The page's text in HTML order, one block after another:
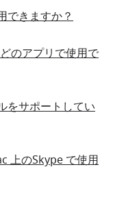
できますか？
のアプリで使用で
をサポートしてい
上のSkype で使用